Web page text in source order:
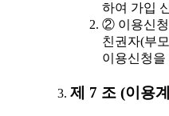
하여 가입
② 이용신청
친권자(부
이용신청을
제 7 조 (이용